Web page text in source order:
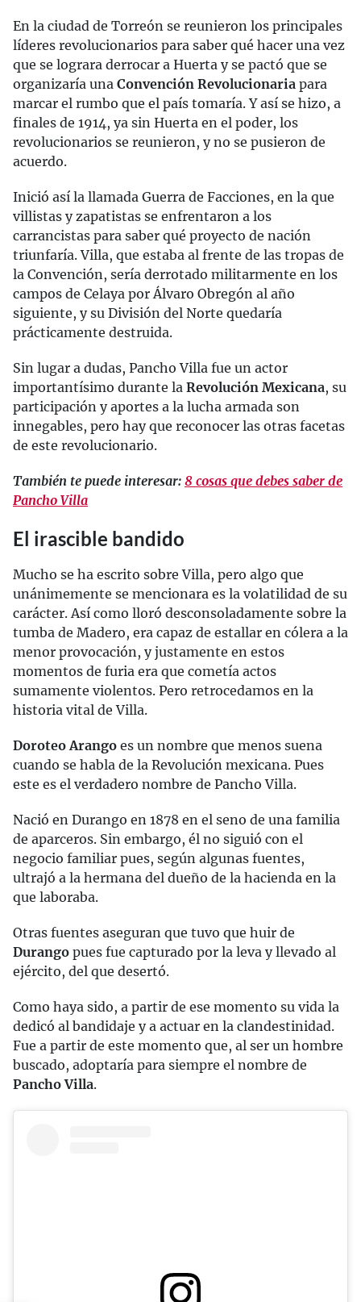
En la ciudad de Torreón se reunieron los principales
líderes revolucionarios para saber qué hacer una vez
que se lograra derrocar a Huerta y se pactó que se
organizaría una Convención Revolucionaria para
marcar el rumbo que el país tomaría. Y así se hizo, a
finales de 1914, ya sin Huerta en el poder, los
revolucionarios se reunieron, y no se pusieron de
acuerdo.
Inició así la llamada Guerra de Facciones, en la que
villistas y zapatistas se enfrentaron a los
carrancistas para saber qué proyecto de nación
triunfaría. Villa, que estaba al frente de las tropas de
la Convención, sería derrotado militarmente en los
campos de Celaya por Álvaro Obregón al año
siguiente, y su División del Norte quedaría
prácticamente destruida.
Sin lugar a dudas, Pancho Villa fue un actor
importantísimo durante la Revolución Mexicana, su
participación y aportes a la lucha armada son
innegables, pero hay que reconocer las otras facetas
de este revolucionario.
También te puede interesar: 8 cosas que debes saber de
Pancho Villa
El irascible bandido
Mucho se ha escrito sobre Villa, pero algo que
unánimemente se mencionara es la volatilidad de su
carácter. Así como lloró desconsoladamente sobre la
tumba de Madero, era capaz de estallar en cólera a la
menor provocación, y justamente en estos
momentos de furia era que cometía actos
sumamente violentos. Pero retrocedamos en la
historia vital de Villa.
Doroteo Arango es un nombre que menos suena
cuando se habla de la Revolución mexicana. Pues
este es el verdadero nombre de Pancho Villa.
Nació en Durango en 1878 en el seno de una familia
de aparceros. Sin embargo, él no siguió con el
negocio familiar pues, según algunas fuentes,
ultrajó a la hermana del dueño de la hacienda en la
que laboraba.
Otras fuentes aseguran que tuvo que huir de
Durango pues fue capturado por la leva y llevado al
ejército, del que desertó.
Como haya sido, a partir de ese momento su vida la
dedicó al bandidaje y a actuar en la clandestinidad.
Fue a partir de este momento que, al ser un hombre
buscado, adoptaría para siempre el nombre de
Pancho Villa.